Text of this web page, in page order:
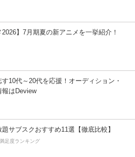
2026】7月期夏の新アニメを一挙紹介！
10代～20代を応援！オーディション・
報はDeview
サブスクおすすめ11選【徹底比較】
足度ランキング